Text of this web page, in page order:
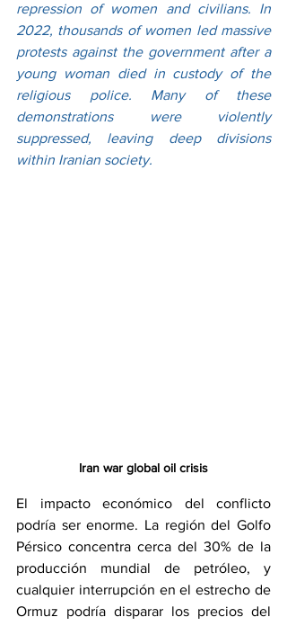
repression of women and civilians. In
2022, thousands of women led massive
protests against the government after a
young woman died in custody of the
religious police. Many of these
demonstrations were violently
suppressed, leaving deep divisions
within Iranian society.
Iran war global oil crisis
El impacto económico del conflicto
podría ser enorme. La región del Golfo
Pérsico concentra cerca del 30% de la
producción mundial de petróleo, y
cualquier interrupción en el estrecho de
Ormuz podría disparar los precios del